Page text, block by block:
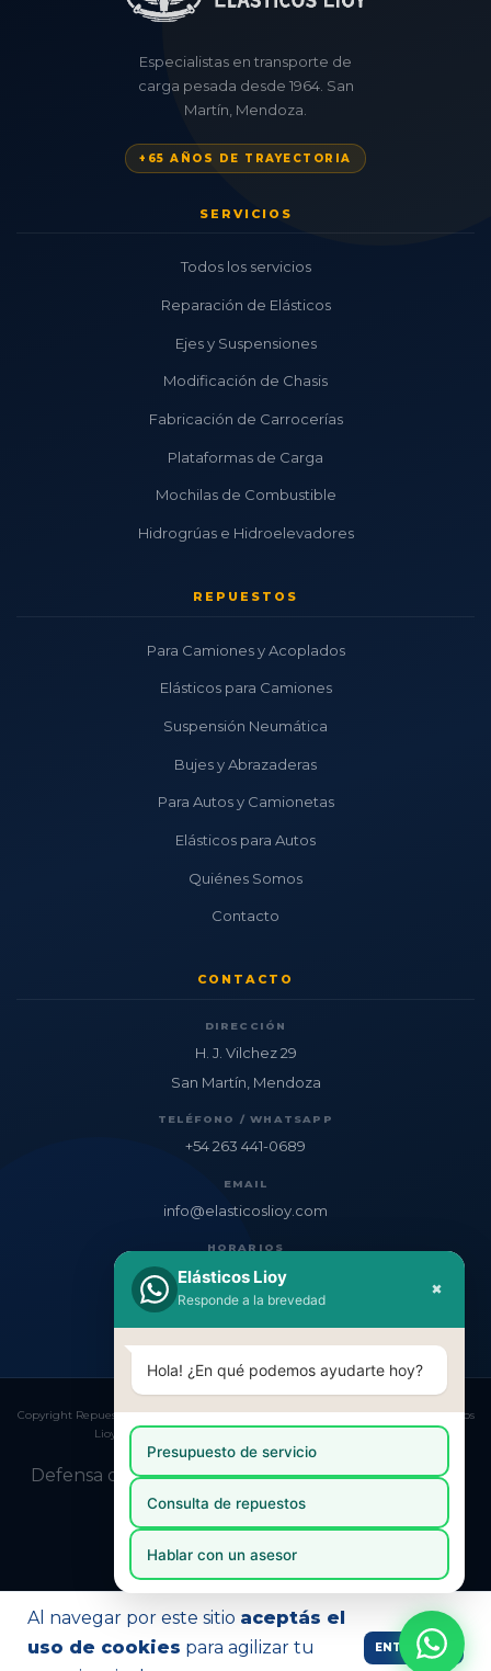
Al navegar por este sitio aceptás el
uso de cookies para agilizar tu
ENTENDIDO
Especialistas en transporte de
carga pesada desde 1964. San
Martín, Mendoza.
+65 AÑOS DE TRAYECTORIA
SERVICIOS
Todos los servicios
Reparación de Elásticos
Ejes y Suspensiones
Modificación de Chasis
Fabricación de Carrocerías
Plataformas de Carga
Mochilas de Combustible
Hidrogrúas e Hidroelevadores
REPUESTOS
Para Camiones y Acoplados
Elásticos para Camiones
Suspensión Neumática
Bujes y Abrazaderas
Para Autos y Camionetas
Elásticos para Autos
Quiénes Somos
Contacto
CONTACTO
DIRECCIÓN
H. J. Vilchez 29
San Martín, Mendoza
TELÉFONO / WHATSAPP
+54 263 441-0689
EMAIL
info@elasticoslioy.com
HORARIOS
Lun–Vie: 8:30–17:00
Sáb: 8:30–12:30
Elásticos Lioy
Responde a la brevedad ×
Hola! ¿En qué podemos ayudarte hoy?
Presupuesto de servicio
Consulta de repuestos
Hablar con un asesor
Copyright Repuestos para Camiones | Venta Online y Envío a todo el País | Elasticos
Lioy - 20141222482 - 2026. Todos los derechos reservados.
Defensa de las y los consumidores. Para reclamos
ingresá acá.
Botón de arrepentimiento